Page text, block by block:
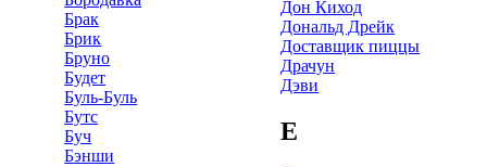
Брак
Брик
Бруно
Будет
Буль-Буль
Бутс
Буч
Бэнши
Дон Киход
Дональд Дрейк
Доставщик пиццы
Драчун
Дэви
Е